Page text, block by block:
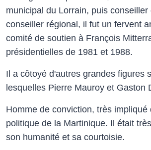
municipal du Lorrain, puis conseiller
conseiller régional, il fut un fervent
comité de soutien à François
présidentielles de 1981 et 1988.
Il a côtoyé d'autres grandes figures
lesquelles Pierre Mauroy et Gaston
Homme de conviction, très impliqué
politique de la Martinique. Il était
son humanité et sa courtoisie.